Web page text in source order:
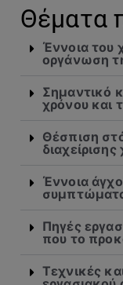
Θέματα
Έννοια του
οργάνωση
Σημαντικό
χρόνου και
Θέσπιση
Έννοια
Πηγές
που το
Τεχνικές